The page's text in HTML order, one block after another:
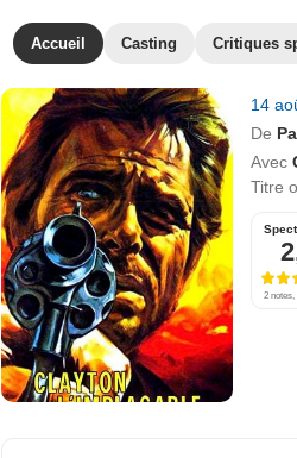
Accueil Casting Critiques
14
De
Avec
Titre
2 notes,